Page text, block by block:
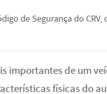
de Segurança do
importantes de um
físicas do